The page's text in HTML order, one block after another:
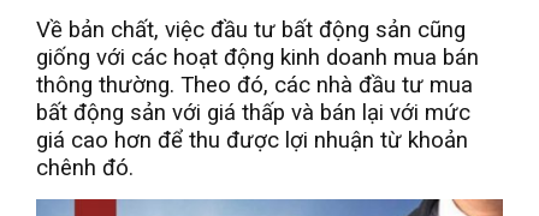
Về bản chất, việc đầu tư bất động sản cũng
giống với các hoạt động kinh doanh mua bán
thông thường. Theo đó, các nhà đầu tư mua
bất động sản với giá thấp và bán lại với mức
giá cao hơn để thu được lợi nhuận từ khoản
chênh đó.